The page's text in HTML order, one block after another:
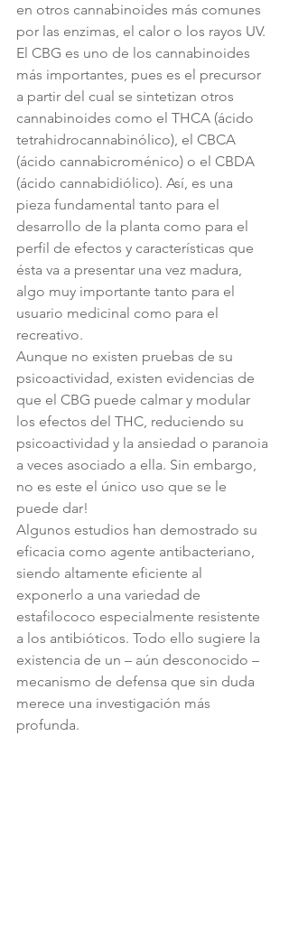
en otros cannabinoides más comunes
por las enzimas, el calor o los rayos UV.
El CBG es uno de los cannabinoides
más importantes, pues es el precursor
a partir del cual se sintetizan otros
cannabinoides como el THCA (ácido
tetrahidrocannabinólico), el CBCA
(ácido cannabicroménico) o el CBDA
(ácido cannabidiólico). Así, es una
pieza fundamental tanto para el
desarrollo de la planta como para el
perfil de efectos y características que
ésta va a presentar una vez madura,
algo muy importante tanto para el
usuario medicinal como para el
recreativo.
Aunque no existen pruebas de su
psicoactividad, existen evidencias de
que el CBG puede calmar y modular
los efectos del THC, reduciendo su
psicoactividad y la ansiedad o paranoia
a veces asociado a ella. Sin embargo,
no es este el único uso que se le
puede dar!
Algunos estudios han demostrado su
eficacia como agente antibacteriano,
siendo altamente eficiente al
exponerlo a una variedad de
estafilococo especialmente resistente
a los antibióticos. Todo ello sugiere la
existencia de un – aún desconocido –
mecanismo de defensa que sin duda
merece una investigación más
profunda.